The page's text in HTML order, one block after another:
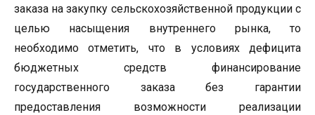
заказа на закупку сельскохозяйственной продукции с
целью насыщения внутреннего рынка, то
необходимо отметить, что в условиях дефицита
бюджетных средств финансирование
государственного заказа без гарантии
предоставления возможности реализации